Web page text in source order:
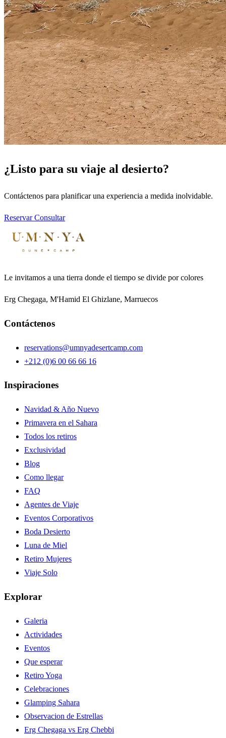
¿Listo para su viaje al desierto?
Contáctenos para planificar una experiencia a medida inolvidable.
ReservarConsultar
Le invitamos a una tierra donde el tiempo se divide por colores
Erg Chegaga, M'Hamid El Ghizlane, Marruecos
Contáctenos
reservations@umnyadesertcamp.com
+212 (0)6 00 66 66 16
Inspiraciones
Navidad & Año Nuevo
Primavera en el Sahara
Todos los retiros
Exclusividad
Blog
Como llegar
FAQ
Agentes de Viaje
Eventos Corporativos
Boda Desierto
Luna de Miel
Retiro Mujeres
Viaje Solo
Explorar
Galeria
Actividades
Eventos
Que esperar
Retiro Yoga
Celebraciones
Glamping Sahara
Observacion de Estrellas
Erg Chegaga vs Erg Chebbi